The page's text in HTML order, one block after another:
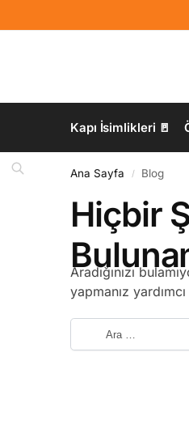
Kapı İsimlikleri 🚪
Ana Sayfa / Blog
Hiçbir
Aradığınızı
yapmanız